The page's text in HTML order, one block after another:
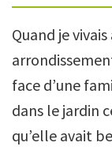
Quand je
face d’une
dans le jardin
qu’elle avait